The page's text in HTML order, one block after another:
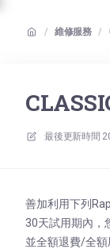
/ 維修服務 /
最後更新時間
善加利用下列
30天試用期內，
並全額退費/全額